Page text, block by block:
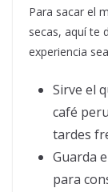
Para sacar el
secas, aquí te
experiencia
Sirve el
café
tardes
Guarda
para